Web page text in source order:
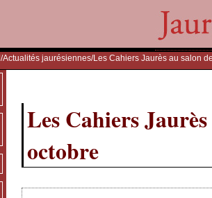
/Actualités jaurésiennes/Les Cahiers Jaurès au salon
Les Cahiers
octobre